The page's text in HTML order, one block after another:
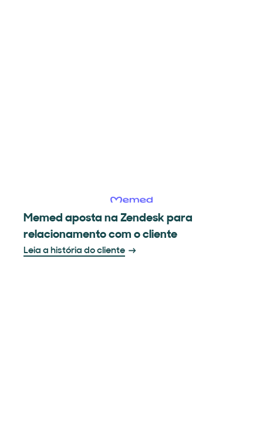
Memed aposta na Zendesk para
relacionamento com o cliente
Leia a história do cliente